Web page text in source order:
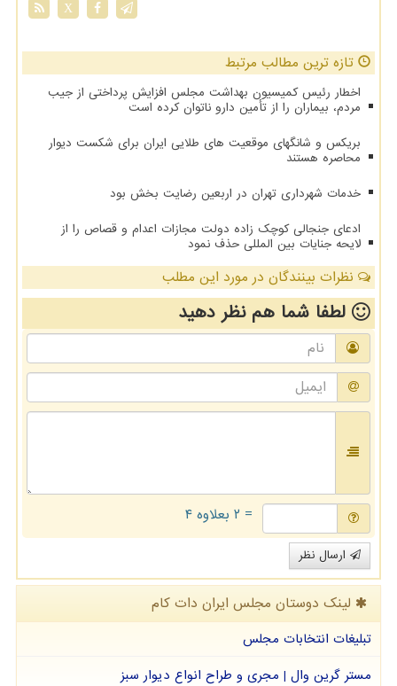
X
تازه ترین مطالب مرتبط
اخطار رئیس کمیسیون بهداشت مجلس افزایش پرداختی از جیب
مردم، بیماران را از تأمین دارو ناتوان کرده است
بریکس و شانگهای موقعیت های طلایی ایران برای شکست دیوار
محاصره هستند
خدمات شهرداری تهران در اربعین رضایت بخش بود
ادعای جنجالی کوچک زاده دولت مجازات اعدام و قصاص را از
لایحه جنایات بین المللی حذف نمود
نظرات بینندگان در مورد این مطلب
لطفا شما همنظر دهید
= ۲ بعلاوه ۴
ارسال نظر
لینک دوستان مجلس ایران دات كام
تبلیغات انتخابات مجلس
مستر گرین وال | مجری و طراح انواع دیوار سبز